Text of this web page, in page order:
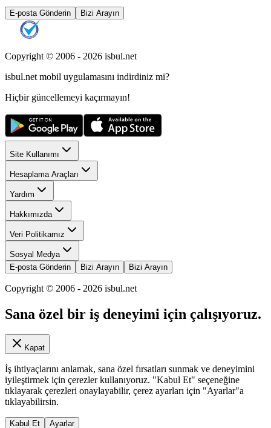
E-posta Gönderin Bizi Arayın
Copyright © 2006 - 2026 isbul.net
isbul.net mobil uygulamasını indirdiniz mi?
Hiçbir güncellemeyi kaçırmayın!
Site Kullanımı
Hesaplama Araçları
Yardım
Hakkımızda
Veri Politikamız
Sosyal Medya
E-posta Gönderin
Bizi Arayın Bizi Arayın
Copyright © 2006 - 2026 isbul.net
Sana özel bir iş deneyimi için çalışıyoruz.
Kapat
İş ihtiyaçlarını anlamak, sana özel fırsatları sunmak ve deneyimini
iyileştirmek için çerezler kullanıyoruz. "Kabul Et" seçeneğine
tıklayarak çerezleri onaylayabilir, çerez ayarları için "Ayarlar"a
tıklayabilirsin.
Kabul Et Ayarlar